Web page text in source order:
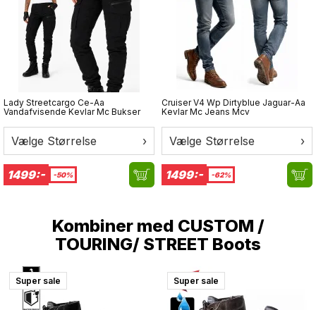
XXS 51-52 cm
XS 53-54 cm
S 55-56 cm
M 57-58 cm
L 59-60 cm
XL 61-62 cm
XXL 63-64 cm
Lady Streetcargo Ce-Aa
Vandafvisende Kevlar Mc Bukser
Vælge Størrelse ›
1499:- -50%
Cruiser V4 Wp Dirtyblue Jaguar-Aa
Kevlar Mc Jeans Mcv
Vælge Størrelse ›
1499:- -62%
Kombiner med CUSTOM /
TOURING/ STREET Boots
Super sale Super sale